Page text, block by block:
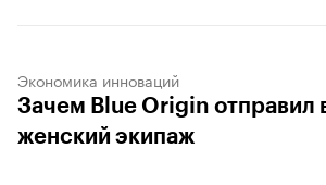
Экономика инноваций
Зачем Blue Origin отправил
женский экипаж